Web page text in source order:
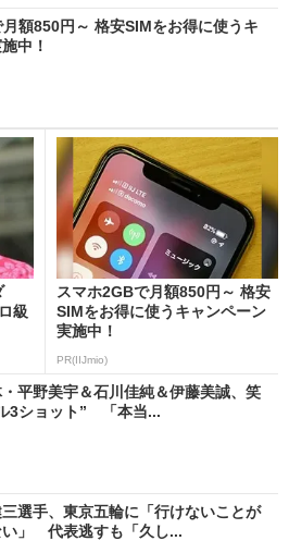
額850円～ 格安SIMをお得に使うキ
中！
級
スマホ2GBで月額850円～ 格安
SIMをお得に使うキャンペーン
実施中！
PR(IIJmio)
平野美宇＆石川佳純＆伊藤美誠、笑
3ショット” 「本当...
選手、東京五輪に「行けないことが
い」 代表逃すも「久し...